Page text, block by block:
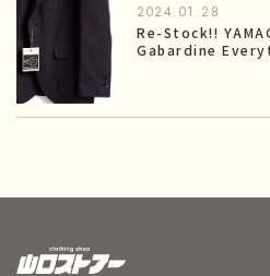
2024.01.28
Re-Stock!!
Gabardine